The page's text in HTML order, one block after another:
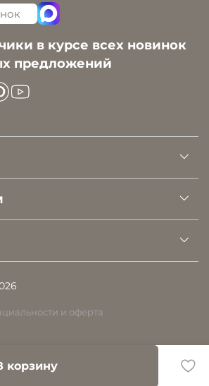
корзину
в курсе всех новинок
предложений
и оферта